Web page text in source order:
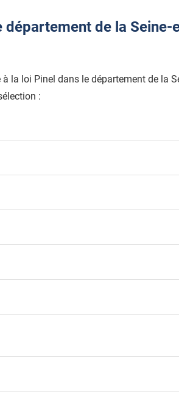
département de la Seine-
la loi Pinel dans le département de la
: